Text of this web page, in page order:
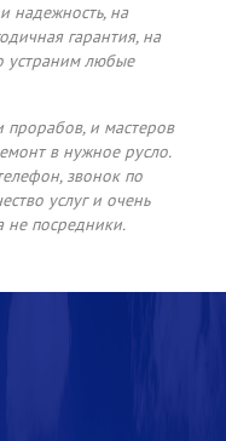
надежность, на
гарантия, на
устраним любые
и мастеров
в нужное русло.
звонок по
услуг и очень
не посредники.